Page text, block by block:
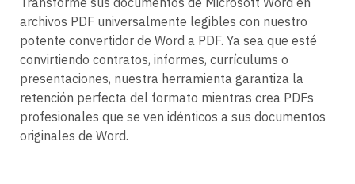
archivos PDF universalmente legibles con nuestro
potente convertidor de Word a PDF. Ya sea que esté
convirtiendo contratos, informes, currículums o
presentaciones, nuestra herramienta garantiza la
retención perfecta del formato mientras crea PDFs
profesionales que se ven idénticos a sus documentos
originales de Word.